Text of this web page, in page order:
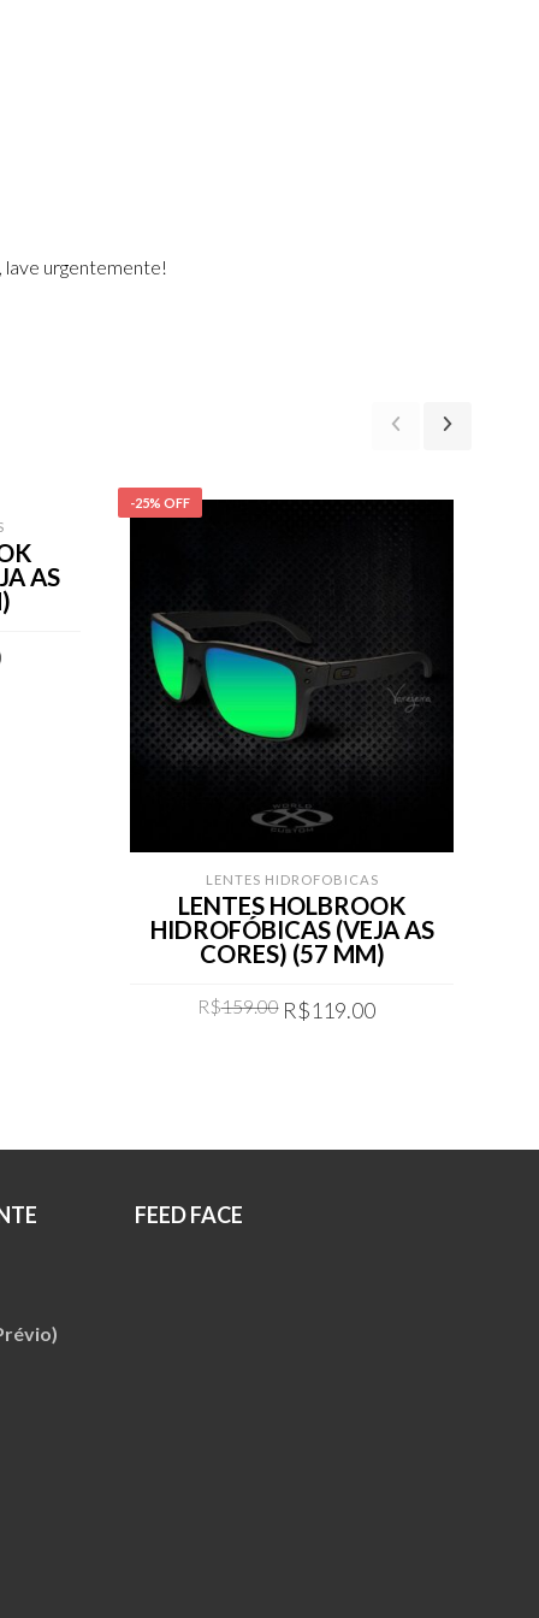
lave urgentemente!
AS
-25% OFF
LENTES HIDROFOBICAS
LENTES HOLBROOK
HIDROFÓBICAS (VEJA AS
CORES) (57 MM)
R$159.00 Original
R$119.00
FEED FACE